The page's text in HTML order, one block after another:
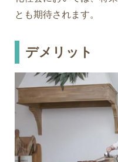
とも期待されます。
デメリット